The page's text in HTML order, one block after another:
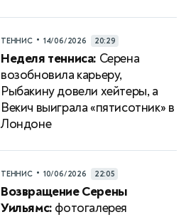
ТЕННИС • 14/06/2026 20:29
Неделя тенниса: Серена
возобновила карьеру,
Рыбакину довели хейтеры, а
Векич выиграла «пятисотник» в
Лондоне
ТЕННИС • 10/06/2026 22:05
Возвращение Серены
Уильямс: фотогалерея